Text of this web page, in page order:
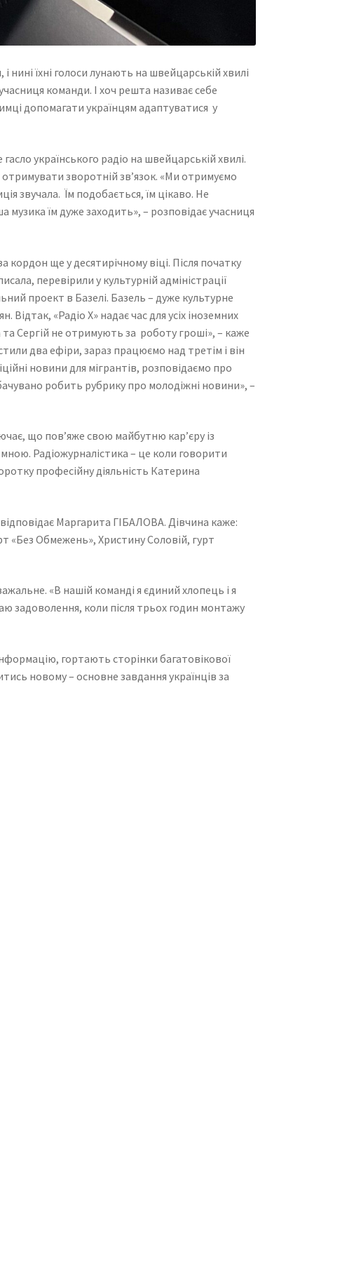
їхні голоси лунають на швейцарській хвилі
команди. І хоч решта називає себе
допомагати українцям адаптуватися у
українського радіо на швейцарській хвилі.
зворотній зв’язок. «Ми отримуємо
звучала. Їм подобається, їм цікаво. Не
їм дуже заходить», – розповідає учасниця
кордон ще у десятирічному віці. Після початку
перевірили у культурній адміністрації
проект в Базелі. Базель – дуже культурне
Відтак, «Радіо Х» надає час для усіх іноземних
Сергій не отримують за роботу гроші», – каже
два ефіри, зараз працюємо над третім і він
новини для мігрантів, розповідаємо про
робить рубрику про молодіжні новини», –
що пов’яже свою майбутню кар’єру із
мною. Радіожурналістика – це коли говорити
професійну діяльність Катерина
відповідає Маргарита ГІБАЛОВА. Дівчина каже:
«Без Обмежень», Христину Соловій, гурт
«В нашій команді я єдиний хлопець і я
задоволення, коли після трьох годин монтажу
гортають сторінки багатовікової
новому – основне завдання українців за